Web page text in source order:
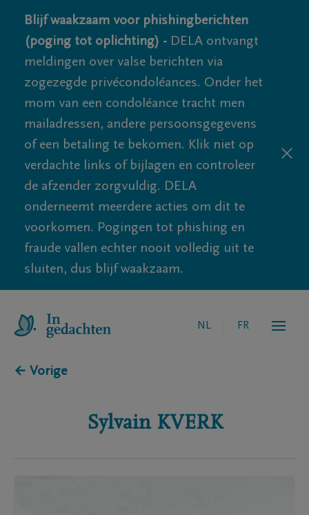
Blijf waakzaam voor phishingberichten
(poging tot oplichting) - DELA ontvangt
meldingen over valse berichten via
zogezegde privécondoléances. Onder het
mom van een condoléance tracht men
mailadressen, andere persoonsgegevens
of een betaling te bekomen. Klik niet op
verdachte links of bijlagen en controleer
de afzender zorgvuldig. DELA
onderneemt meerdere acties om dit te
voorkomen. Pogingen tot phishing en
fraude vallen echter nooit volledig uit te
sluiten, dus blijf waakzaam.
NL FR
← Vorige
Sylvain KVERK